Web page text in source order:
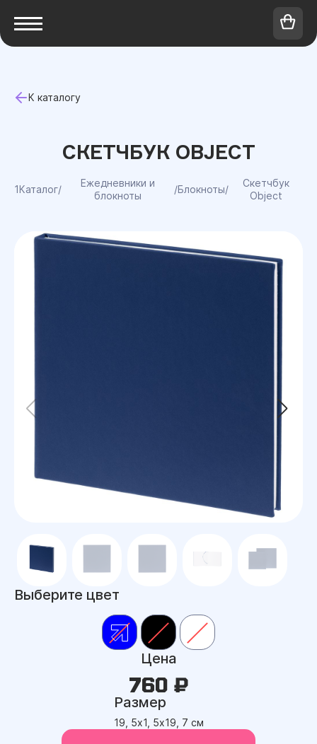
К каталогу
СКЕТЧБУК OBJECT
1Каталог/
Ежедневники и
блокноты
/Блокноты/
Скетчбук
Object
Выберите цвет
Цена
760 ₽
Размер
19, 5х1, 5х19, 7 см